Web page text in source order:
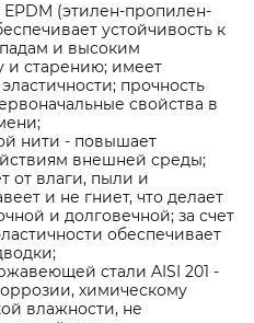
EPDM (этилен-пропилен-
устойчивость к
и высоким
и старению; имеет
прочность
свойства в
нити - повышает
внешней среды;
от влаги, пыли и
и не гниет, что делает
и долговечной; за счет
обеспечивает
стали AISI 201 -
химическому
влажности, не